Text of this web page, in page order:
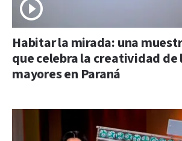
Habitar la mirada: una
que celebra la creatividad de
mayores en Paraná